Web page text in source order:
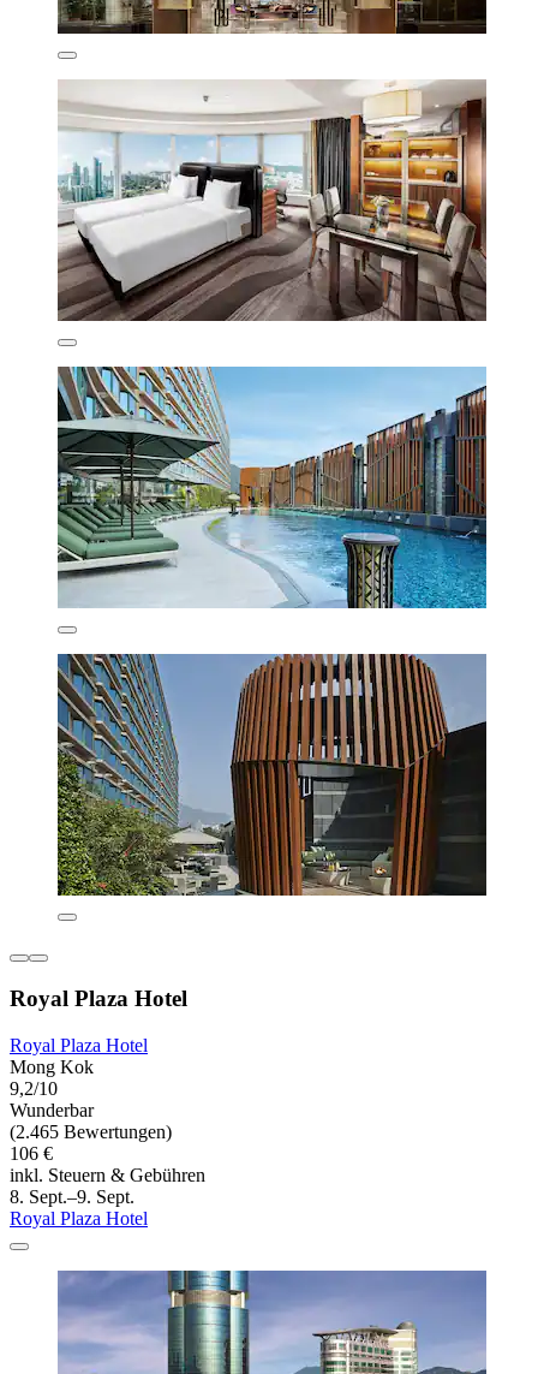
Royal Plaza Hotel
Royal Plaza Hotel
Mong Kok
9,2/10
Wunderbar
(2.465 Bewertungen)
106 €
inkl. Steuern & Gebühren
8. Sept.–9. Sept.
Royal Plaza Hotel